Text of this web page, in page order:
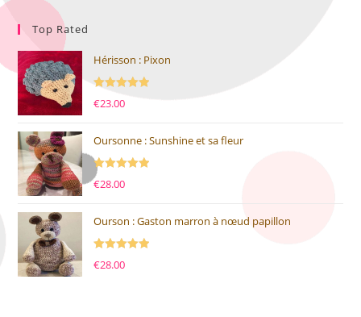
Top Rated
Hérisson : Pixon
€23.00
Oursonne : Sunshine et sa fleur
Note
€28.00
Ourson : Gaston marron à nœud papillon
€28.00